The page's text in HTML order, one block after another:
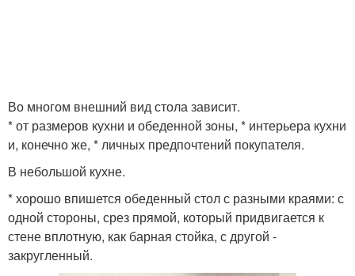
Во многом внешний вид стола зависит.
* от размеров кухни и обеденной зоны, * интерьера кухни
и, конечно же, * личных предпочтений покупателя.
В небольшой кухне.
* хорошо впишется обеденный стол с разными краями: с
одной стороны, срез прямой, который придвигается к
стене вплотную, как барная стойка, с другой -
закругленный.